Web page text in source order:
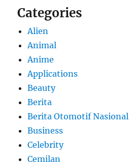
Categories
Alien
Animal
Anime
Applications
Beauty
Berita
Berita Otomotif Nasional
Business
Celebrity
Cemilan